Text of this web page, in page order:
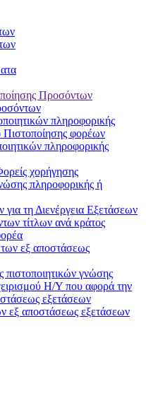
Προσόντων
πληροφορικής
φορέων
πληροφορικής
χορήγησης
πληροφορικής ή
για τη Διενέργεια Εξετάσεων
τίτλων ανά κράτος
εξ αποστάσεως
πιστοποιητικών γνώσης
Η/Υ που αφορά την
εξετάσεων
εξ αποστάσεως εξετάσεων